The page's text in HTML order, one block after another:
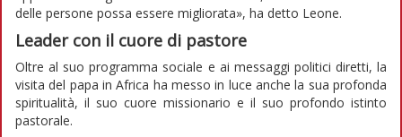
delle persone possa essere migliorata», ha detto Leone.
Leader con il cuore di pastore
Oltre al suo programma sociale e ai messaggi politici diretti, la
visita del papa in Africa ha messo in luce anche la sua profonda
spiritualità, il suo cuore missionario e il suo profondo istinto
pastorale.